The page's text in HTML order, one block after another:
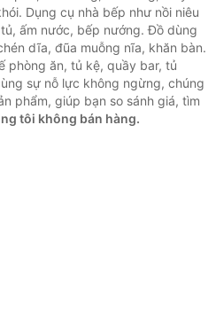
Dụng cụ nhà bếp như nồi niêu
ấm nước, bếp nướng. Đồ dùng
dĩa, đũa muỗng nĩa, khăn bàn.
phòng ăn, tủ kệ, quầy bar, tủ
sự nỗ lực không ngừng, chúng
phẩm, giúp bạn so sánh giá, tìm
tôi không bán hàng.